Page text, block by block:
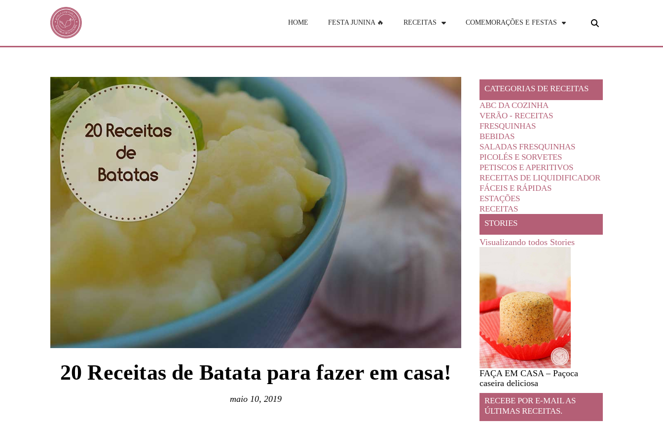
HOME FESTA JUNINA 🔥 RECEITAS COMEMORAÇÕES E FESTAS
20 Receitas de Batata para fazer em casa!
maio 10, 2019
CATEGORIAS DE RECEITAS
ABC DA COZINHA
VERÃO - RECEITAS
FRESQUINHAS
BEBIDAS
SALADAS FRESQUINHAS
PICOLÉS E SORVETES
PETISCOS E APERITIVOS
RECEITAS DE LIQUIDIFICADOR
FÁCEIS E RÁPIDAS
ESTAÇÕES
RECEITAS
STORIES
Visualizando todos Stories
FAÇA EM CASA – Paçoca
caseira deliciosa
RECEBE POR E-MAIL AS
ÚLTIMAS RECEITAS.